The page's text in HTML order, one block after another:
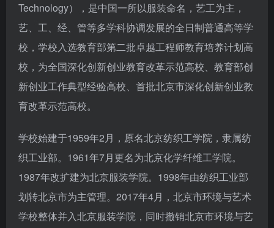
Technology），是中国一所以服装命名，艺工为主，
艺、工、经、管等多学科协调发展的全日制普通高等学
校，学校入选教育部第二批卓越工程师教育培养计划高
校，为全国深化创新创业教育改革示范高校、教育部创
新创业工作典型经验高校、首批北京市深化创新创业教
育改革示范高校。
学校始建于1959年2月，原名北京纺织工学院，隶属纺
织工业部。1961年7月更名为北京化学纤维工学院。
1987年改扩建为北京服装学院。1998年由纺织工业部
划转北京市为主管理。2017年4月，北京市环境与艺术
学校整体并入北京服装学院，同时撤销北京市环境与艺